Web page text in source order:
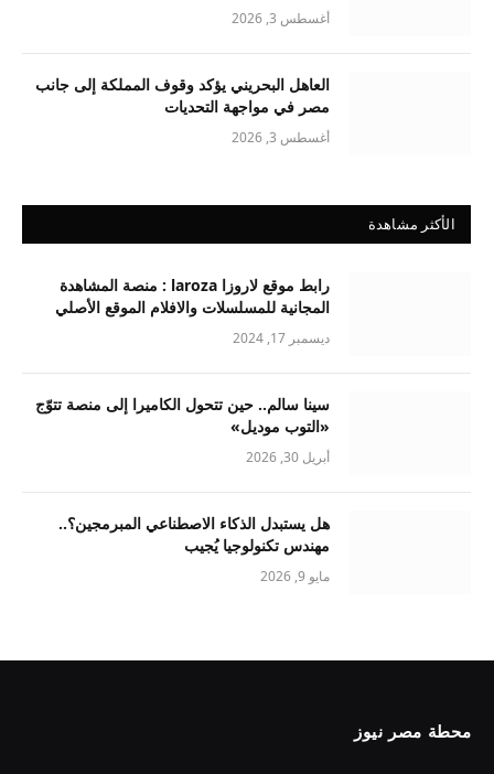
أغسطس 3, 2026
العاهل البحريني يؤكد وقوف المملكة إلى جانب
مصر في مواجهة التحديات
أغسطس 3, 2026
الأكثر مشاهدة
رابط موقع لاروزا laroza : منصة المشاهدة
المجانية للمسلسلات والافلام الموقع الأصلي
ديسمبر 17, 2024
سينا سالم.. حين تتحول الكاميرا إلى منصة تتوّج
«التوب موديل»
أبريل 30, 2026
هل يستبدل الذكاء الاصطناعي المبرمجين؟..
مهندس تكنولوجيا يُجيب
مايو 9, 2026
محطة مصر نيوز